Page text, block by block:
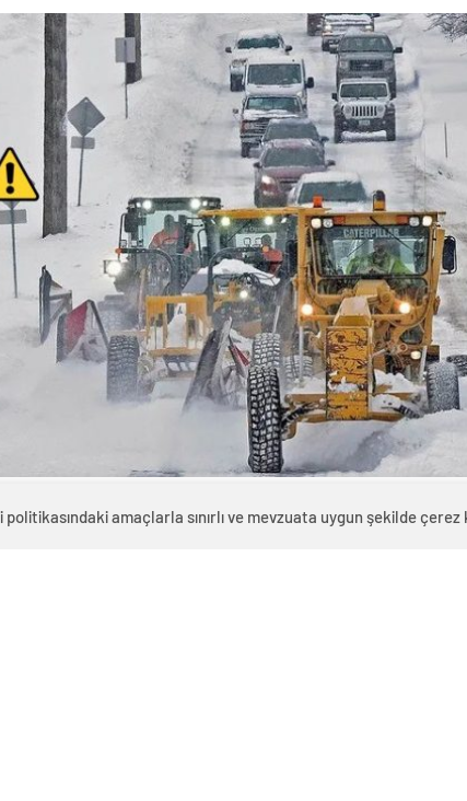
BEĞENDİM ABONE OL News
politikasındaki amaçlarla sınırlı ve mevzuata uygun şekilde